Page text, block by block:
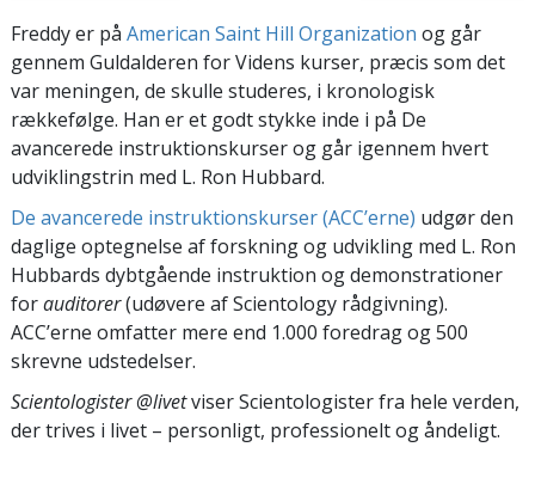
Freddy er på American Saint Hill Organization og går
gennem Guldalderen for Videns kurser, præcis som det
var meningen, de skulle studeres, i kronologisk
rækkefølge. Han er et godt stykke inde i på De
avancerede instruktionskurser og går igennem hvert
udviklingstrin med L. Ron Hubbard.
De avancerede instruktionskurser (ACC’erne) udgør den
daglige optegnelse af forskning og udvikling med L. Ron
Hubbards dybtgående instruktion og demonstrationer
forauditorer(udøvere af Scientology rådgivning).
ACC’erne omfatter mere end 1.000 foredrag og 500
skrevne udstedelser.
Scientologister @livetviser Scientologister fra hele verden,
der trives i livet – personligt, professionelt og åndeligt.